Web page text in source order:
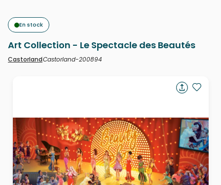
En stock
Art Collection - Le Spectacle des Beautés
CastorlandCastorland-200894